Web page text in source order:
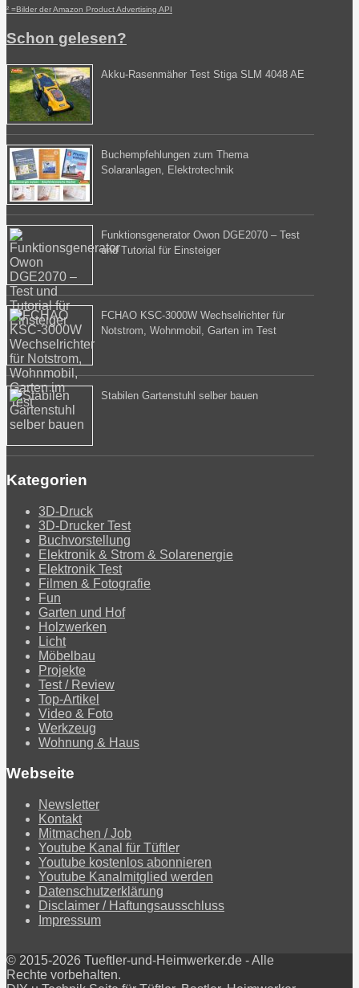
² =Bilder der Amazon Product Advertising API
Schon gelesen?
Akku-Rasenmäher Test Stiga SLM 4048 AE
Buchempfehlungen zum Thema
Solaranlagen, Elektrotechnik
Funktionsgenerator Owon DGE2070 – Test
und Tutorial für Einsteiger
FCHAO KSC-3000W Wechselrichter für
Notstrom, Wohnmobil, Garten im Test
Stabilen Gartenstuhl selber bauen
Kategorien
3D-Druck
3D-Drucker Test
Buchvorstellung
Elektronik & Strom & Solarenergie
Elektronik Test
Filmen & Fotografie
Fun
Garten und Hof
Holzwerken
Licht
Möbelbau
Projekte
Test / Review
Top-Artikel
Video & Foto
Werkzeug
Wohnung & Haus
Webseite
Newsletter
Kontakt
Mitmachen / Job
Youtube Kanal für Tüftler
Youtube kostenlos abonnieren
Youtube Kanalmitglied werden
Datenschutzerklärung
Disclaimer / Haftungsausschluss
Impressum
© 2015-2026 Tueftler-und-Heimwerker.de - Alle
Rechte vorbehalten.